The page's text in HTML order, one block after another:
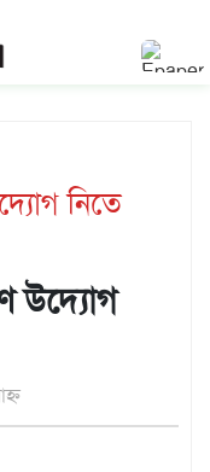
নিতে
উদ্যোগ